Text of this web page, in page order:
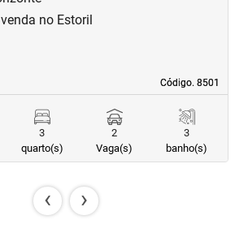
Código. 8501
Código. 8501
no Estoril
3
quarto(s)
2
Vaga(s)
3
banho(s)
‹ ›